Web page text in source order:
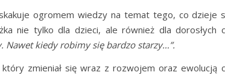
ogromem wiedzy na temat tego, co dzieje
nie tylko dla dzieci, ale również dla dorosłych
Nawet kiedy robimy się bardzo starzy…”.
zmieniał się wraz z rozwojem oraz ewolucją